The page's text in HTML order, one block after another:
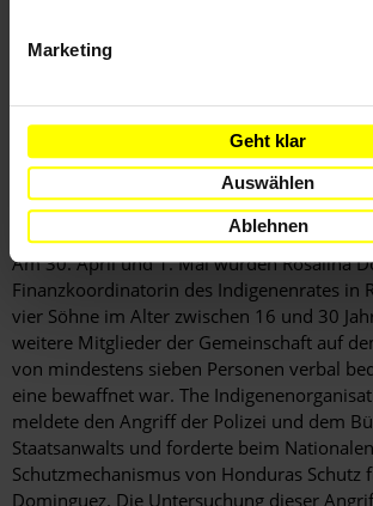
Marketing
Geht klar
Auswählen
Ablehnen
Interamerikanische
Berta Cáceres und begründete dies mit
Arbeit im Bereich der Menschenrechte, der
natürlicher Ressourcen mit sich bringt,
erhöhten Schutzbedürftigkeit nach der
Cáceres.
Am 30. April und 1. Mai wurden Rosalina
Finanzkoordinatorin des Indigenenrates in
vier Söhne im Alter zwischen 16 und 30
weitere Mitglieder der Gemeinschaft auf
von mindestens sieben Personen verbal
eine bewaffnet war. The
meldete den Angriff der Polizei und dem
Staatsanwalts und forderte beim Nationalen
Schutzmechanismus von Honduras Schutz
Dominguez. Die Untersuchung dieser